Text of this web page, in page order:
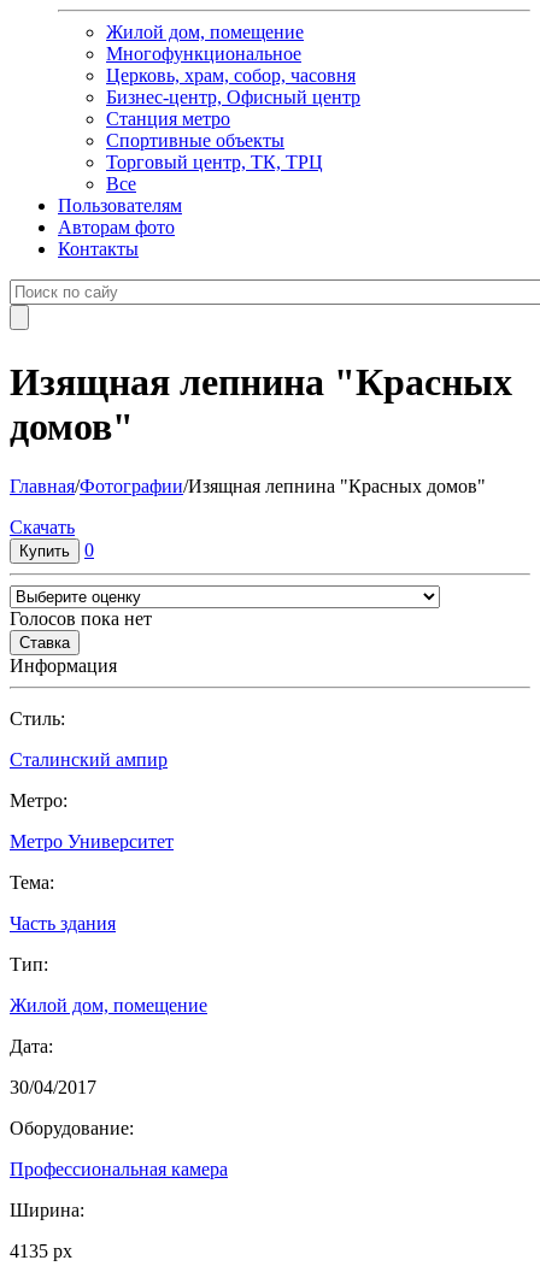
Жилой дом, помещение
Многофункциональное
Церковь, храм, собор, часовня
Бизнес-центр, Офисный центр
Станция метро
Спортивные объекты
Торговый центр, ТК, ТРЦ
Все
Пользователям
Авторам фото
Контакты
Изящная лепнина "Красных
домов"
Главная/Фотографии/Изящная лепнина "Красных домов"
Cкачать
0
Голосов пока нет
Информация
Cтиль:
Сталинский ампир
Метро:
Метро Университет
Тема:
Часть здания
Тип:
Жилой дом, помещение
Дата:
30/04/2017
Оборудование:
Профессиональная камера
Ширина:
4135 px